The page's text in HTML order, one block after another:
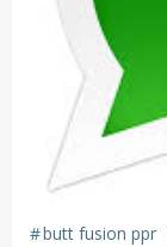
#butt fusion ppr